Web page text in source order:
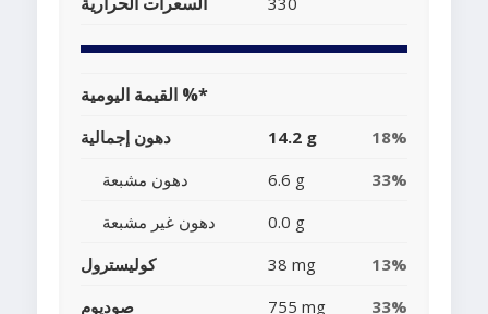
القيمة اليومية %*
دهون إجمالية 14.2 g
18%
دهون مشبعة
6.6 g
33%
دهون غير مشبعة
0.0 g
كوليسترول
38 mg
13%
صوديوم
755 mg 33%